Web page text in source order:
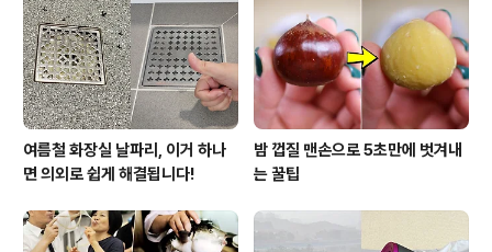
여름철 화장실 날파리, 이거 하나
면 의외로 쉽게 해결됩니다!
밤 껍질 맨손으로 5초만에 벗겨내
는 꿀팁